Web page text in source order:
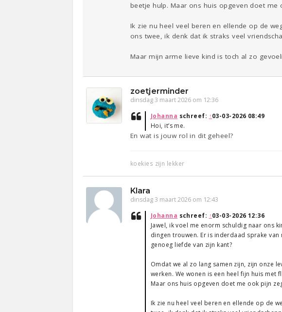
beetje hulp. Maar ons huis opgeven doet me
Ik zie nu heel veel beren en ellende op de
ons twee, ik denk dat ik straks veel
Maar mijn arme lieve kind is toch al zo
zoetjerminder
dinsdag 3 maart 2026 om 12:36
Johanna schreef: ↑03-03-2026 08:49
Hoi, it’s me.
En wat is jouw rol in dit geheel?
koekies zijn lekker
Klara
dinsdag 3 maart 2026 om 12:43
Johanna schreef: ↑03-03-2026 12:36
Jawel, ik voel me enorm schuldig naar ons
dingen trouwen. Er is inderdaad sprake
genoeg liefde van zijn kant?
Omdat we al zo lang samen zijn, zijn onze
werken. We wonen is een heel fijn huis
Maar ons huis opgeven doet me ook pijn
Ik zie nu heel veel beren en ellende op de